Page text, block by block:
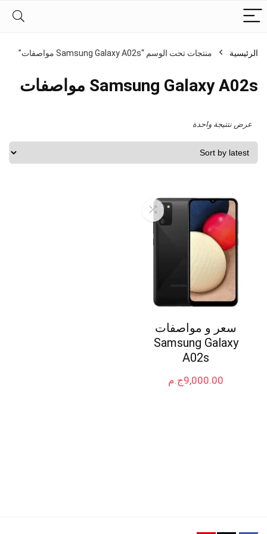
الرئيسية منتجات تحت الوسم “Samsung Galaxy A02s مواصفات”
Samsung Galaxy A02s مواصفات
عرض نتتيجة واحدة
سعر و مواصفات
Samsung Galaxy
A02s
ج.م9,000.00